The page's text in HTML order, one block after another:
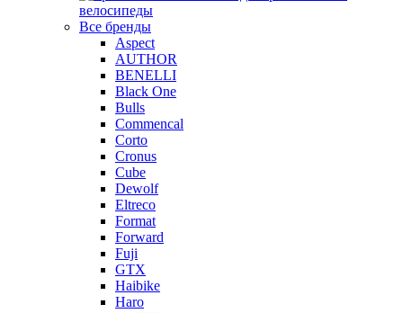
велосипеды
Все бренды
Aspect
AUTHOR
BENELLI
Black One
Bulls
Commencal
Corto
Cronus
Cube
Dewolf
Eltreco
Format
Forward
Fuji
GTX
Haibike
Haro